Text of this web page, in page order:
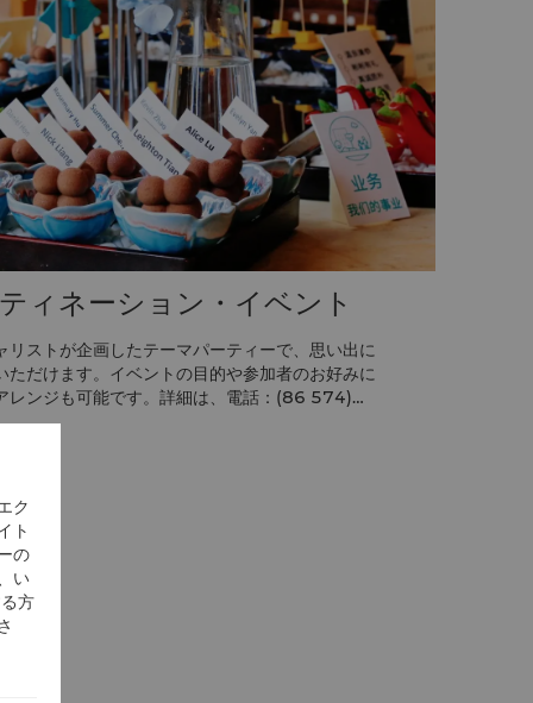
ィネーション・イベント
リストが企画したテーマパーティーで、思い出に
ただけます。イベントの目的や参加者のお好みに
レンジも可能です。詳細は、電話：(86 574)
さい。
ク
ト
の
い
方